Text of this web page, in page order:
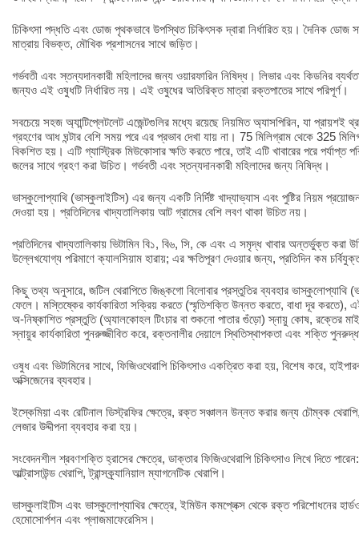
চিকিৎসা পদ্ধতি এবং ডোজ পৃথকভাবে উপস্থিত চিকিৎসক দ্বারা নির্ধারিত হয়। দৈনিক ডোজ
মাত্রায় বিভক্ত, মৌখিক প্রশাসনের সাথে জড়িত।
গর্ভবতী এবং স্তন্যদানকারী মহিলাদের জন্য ওয়ারফারিন নিষিদ্ধ। লিভার এবং কিডনির
জন্যও এই ওষুধটি নির্ধারিত নয়। এই ওষুধের অতিরিক্ত মাত্রা রক্তপাতের সাথে পরিপূর্ণ।
সবচেয়ে সহজ অ্যান্টিপ্লেটলেট এজেন্টগুলির মধ্যে রয়েছে নিয়মিত অ্যাসপিরিন, যা
গ্রহণের আধ ঘন্টার বেশি সময় পরে এর প্রভাব দেখা যায় না। 75 মিলিগ্রাম থেকে 325
বিকশিত হয়। এটি গ্যাস্ট্রিক মিউকোসার ক্ষতি করতে পারে, তাই এটি খাবারের পরে পর্যাপ্ত
জলের সাথে গ্রহণ করা উচিত। গর্ভবতী এবং স্তন্যদানকারী মহিলাদের জন্য নিষিদ্ধ।
ভাস্কুলোপ্যাথি (ভাস্কুলাইটিস) এর জন্য একটি নির্দিষ্ট খাদ্যাভ্যাস এবং পুষ্টির নিয়ম
দেওয়া হয়। প্রতিদিনের খাদ্যতালিকায় আট গ্রামের বেশি লবণ থাকা উচিত নয়।
প্রতিদিনের খাদ্যতালিকায় ভিটামিন বি১, বি৬, সি, কে এবং এ সমৃদ্ধ খাবার অন্তর্ভুক্ত করা
উল্লেখযোগ্য পরিমাণে ক্যালসিয়াম হারায়; এর ক্ষতিপূরণ দেওয়ার জন্য, প্রতিদিন কম
কিছু তথ্য অনুসারে, জটিল থেরাপিতে জিঙ্কগো বিলোবার প্রস্তুতির ব্যবহার ভাস্কুলোপ্যাথি
ফেলে। মস্তিষ্কের কার্যকারিতা সক্রিয় করতে (স্মৃতিশক্তি উন্নত করতে, বাধা দূর করতে),
অ-নিষ্কাশিত প্রস্তুতি (অ্যালকোহল টিংচার বা শুকনো পাতার গুঁড়ো) স্নায়ু কোষ, রক্তের
স্নায়ুর কার্যকারিতা পুনরুজ্জীবিত করে, রক্তনালীর দেয়ালে স্থিতিস্থাপকতা এবং শক্তি
ওষুধ এবং ভিটামিনের সাথে, ফিজিওথেরাপি চিকিৎসাও একত্রিত করা হয়, বিশেষ করে,
অক্সিজেনের ব্যবহার।
ইস্কেমিয়া এবং রেটিনাল ডিস্ট্রফির ক্ষেত্রে, রক্ত সঞ্চালন উন্নত করার জন্য চৌম্বক থেরাপি,
লেজার উদ্দীপনা ব্যবহার করা হয়।
সংবেদনশীল শ্রবণশক্তি হ্রাসের ক্ষেত্রে, ডাক্তার ফিজিওথেরাপি চিকিৎসাও লিখে দিতে
আল্ট্রাসাউন্ড থেরাপি, ট্রান্সক্র্যানিয়াল ম্যাগনেটিক থেরাপি।
ভাস্কুলাইটিস এবং ভাস্কুলোপ্যাথির ক্ষেত্রে, ইমিউন কমপ্লেক্স থেকে রক্ত পরিশোধনের
হেমোসোর্পশন এবং প্লাজমাফেরেসিস।